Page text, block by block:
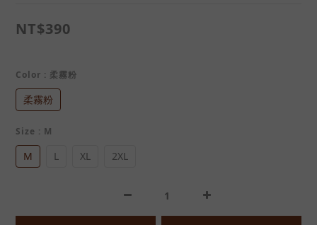
NT$390
Color : 柔霧粉
柔霧粉
Size : M
M L XL 2XL